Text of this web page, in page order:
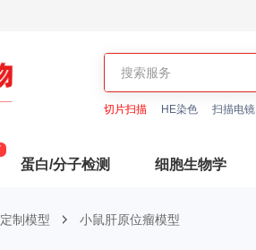
切片扫描 HE染色 扫描电镜
蛋白/分子检测 细胞生物学
定制模型 小鼠肝原位瘤模型